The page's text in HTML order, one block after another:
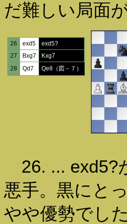
だ難しい局面
26 exd5
exd5?
27
Bxg7
Kxg7
28
Qd7 Qe8（図－７）
26. ... exd5?
悪手。黒にと
やや優勢でし